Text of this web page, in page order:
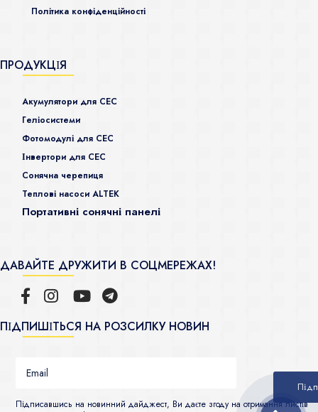
Політика конфіденційності
ПРОДУКЦІЯ
Акумулятори для СЕС
Гeліосистеми
Фотомодулі для СЕС
Інвертори для СЕС
Сонячна черепиця
Теплові насоси ALTEK
Портативні сонячні панелі
ДАВАЙТЕ ДРУЖИТИ В СОЦМЕРЕЖАХ!
ПІДПИШІТЬСЯ НА РОЗСИЛКУ НОВИН
Підписавшись на новинний дайджест, Ви даєте згоду на отримання листів